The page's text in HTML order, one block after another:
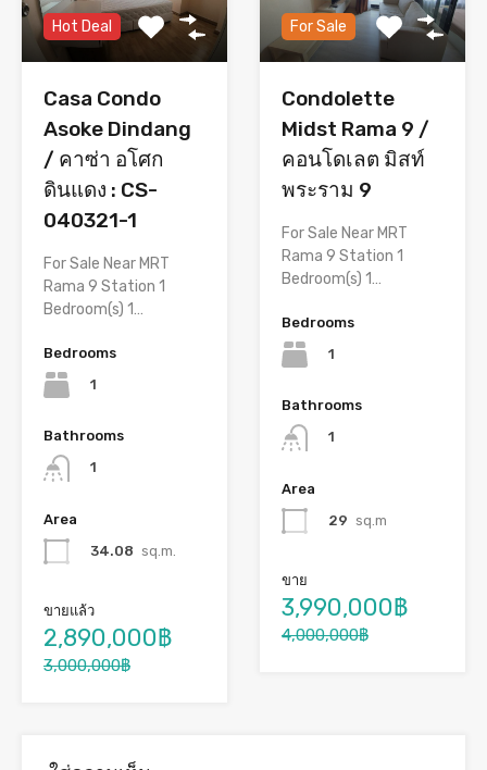
Hot Deal
Casa Condo
Asoke Dindang
/ คาซ่า อโศก
ดินแดง : CS-
040321-1
For Sale Near MRT
Rama 9 Station 1
Bedroom(s) 1…
Bedrooms
1
Bathrooms
1
Area
34.08 sq.m.
ขายแล้ว
2,890,000฿
3,000,000฿
For Sale
Condolette
Midst Rama 9 /
คอนโดเลต มิสท์
พระราม 9
For Sale Near MRT
Rama 9 Station 1
Bedroom(s) 1…
Bedrooms
1
Bathrooms
1
Area
29 sq.m
ขาย
3,990,000฿
4,000,000฿